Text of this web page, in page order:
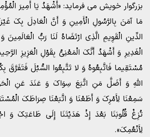
بزرگوار خویش می فرماید: «أَشْهَدُ یَا أَمِیرَ
مَا آمَنَ بِالرَّسُولِ الْأَمِینِ وَ أَنَّ الْعَادِلَ بِکَ
الدِّینِ الْقَوِیمِ الَّذِی ارْتَضَاهُ لَنَا رَبُّ الْعَالَمِینَ
الْغَدِیرِ وَ أَشْهَدُ أَنَّکَ الْمَعْنِیُّ بِقَوْلِ الْعَزِیزِ
مُسْتَقِیما فَاتَّبِعُوهُ وَ لا تَتَّبِعُوا السُّبُلَ
اللَّهِ وَ أَضَلَّ مَنِ اتَّبَعَ سِوَاکَ وَ عَنَدَ عَنِ
سَمِعْنَا لِأَمْرِکَ وَ أَطَعْنَا وَ اتَّبَعْنَا صِرَاطَکَ
تُزِغْ قُلُوبَنَا بَعْدَ إِذْ هَدَیْتَنَا إِلَى طَاعَتِکَ وَ
لِأَنْعُمِکَ».